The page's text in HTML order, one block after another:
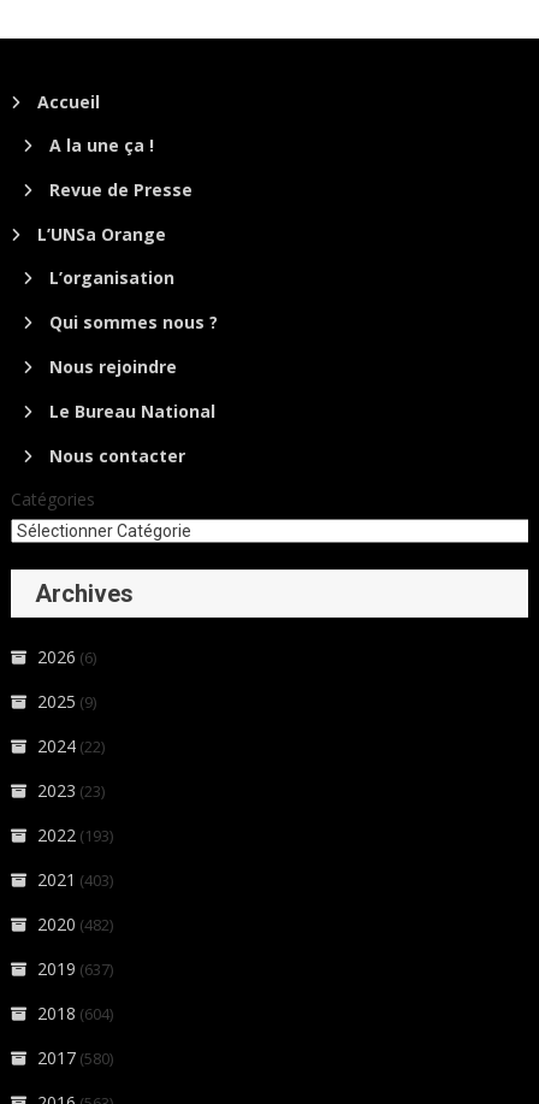
Accueil
A la une ça !
Revue de Presse
L’UNSa Orange
L’organisation
Qui sommes nous ?
Nous rejoindre
Le Bureau National
Nous contacter
Catégories
Archives
2026 (6)
2025 (9)
2024 (22)
2023 (23)
2022 (193)
2021 (403)
2020 (482)
2019 (637)
2018 (604)
2017 (580)